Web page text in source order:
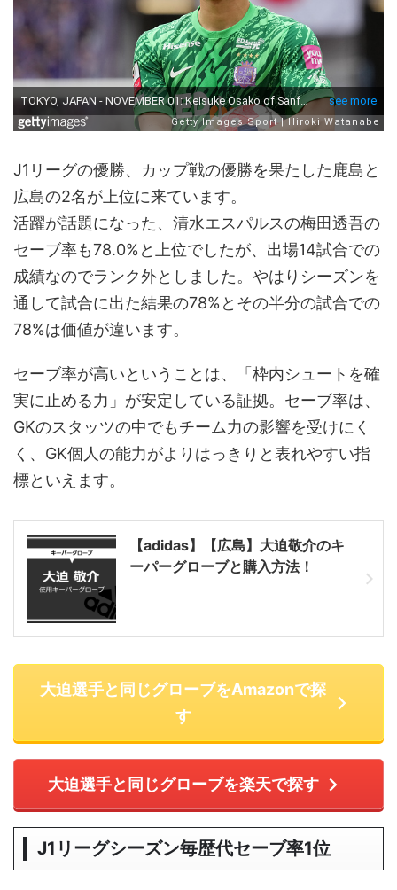
J1リーグの優勝、カップ戦の優勝を果たした鹿島と
広島の2名が上位に来ています。
活躍が話題になった、清水エスパルスの梅田透吾の
セーブ率も78.0%と上位でしたが、出場14試合での
成績なのでランク外としました。やはりシーズンを
通して試合に出た結果の78%とその半分の試合での
78%は価値が違います。
セーブ率が高いということは、「枠内シュートを確
実に止める力」が安定している証拠。セーブ率は、
GKのスタッツの中でもチーム力の影響を受けにく
く、GK個人の能力がよりはっきりと表れやすい指
標といえます。
【adidas】【広島】大迫敬介のキ
ーパーグローブと購入方法！
大迫選手と同じグローブをAmazonで探
す
大迫選手と同じグローブを楽天で探す
J1リーグシーズン毎歴代セーブ率1位